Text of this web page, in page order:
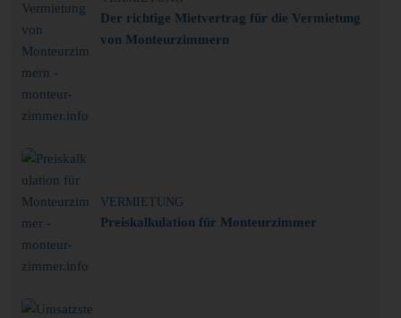
Der richtige Mietvertrag für die Vermietung
von Monteurzimmern
VERMIETUNG
Preiskalkulation für Monteurzimmer